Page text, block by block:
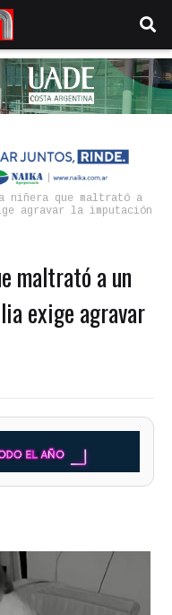
niñera que maltrató a
agravar la imputación
maltrató a un
exige agravar